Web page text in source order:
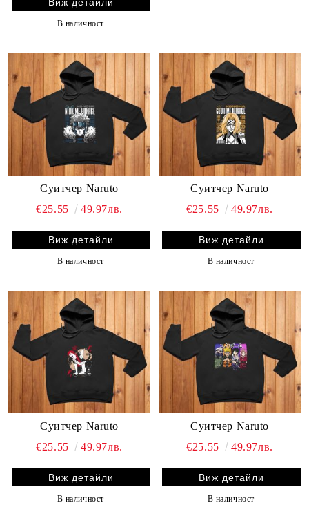
В наличност
Суитчер Naruto
€25.55
49.97лв.
Виж детайли
В наличност
Суитчер Naruto
€25.55
49.97лв.
Виж детайли
В наличност
Суитчер Naruto
€25.55
49.97лв.
Виж детайли
В наличност
Суитчер Naruto
€25.55
49.97лв.
Виж детайли
В наличност